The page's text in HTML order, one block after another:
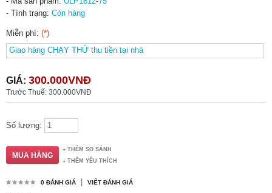
- Tình trạng: Còn hàng
Miễn phí: (*)
GIÁ: 300.000VNĐ
Trước Thuế: 300.000VNĐ
Số lượng:
THÊM SO SÁNH
THÊM YÊU THÍCH
0 ĐÁNH GIÁ VIẾT ĐÁNH GIÁ